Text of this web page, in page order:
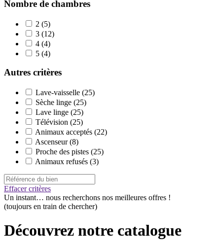
Nombre de chambres
2 (5)
3 (12)
4 (4)
5 (4)
Autres critères
Lave-vaisselle (25)
Sèche linge (25)
Lave linge (25)
Télévision (25)
Animaux acceptés (22)
Ascenseur(8)
Proche des pistes (25)
Animaux refusés (3)
Effacer critères
Un instant… nous recherchons nos meilleures offres !
(toujours en train de chercher)
Découvrez notre catalogue